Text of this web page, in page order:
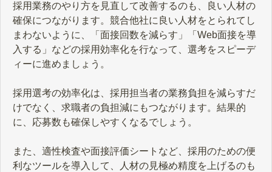
採用業務のやり方を見直して改善するのも、良い人材の
確保につながります。競合他社に良い人材をとられてし
まわないように、「面接回数を減らす」「Web面接を導
入する」などの採用効率化を行なって、選考をスピーデ
ィーに進めましょう。
採用選考の効率化は、採用担当者の業務負担を減らすだ
けでなく、求職者の負担減にもつながります。結果的
に、応募数も確保しやすくなるでしょう。
また、適性検査や面接評価シートなど、採用のための便
利なツールを導入して、人材の見極め精度を上げるのも